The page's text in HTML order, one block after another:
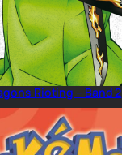
Rioting – Band 2